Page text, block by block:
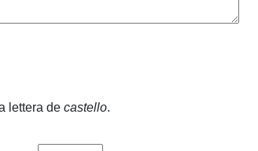
lettera de castello.